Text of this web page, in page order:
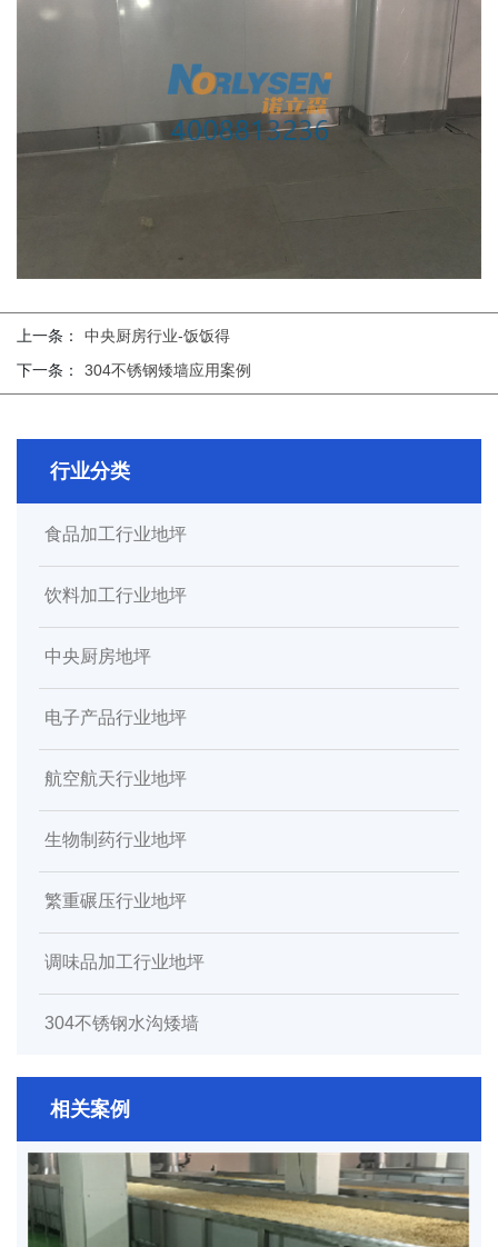
上一条：
中央厨房行业-饭饭得
下一条：
304不锈钢矮墙应用案例
行业分类
食品加工行业地坪
饮料加工行业地坪
中央厨房地坪
电子产品行业地坪
航空航天行业地坪
生物制药行业地坪
繁重碾压行业地坪
调味品加工行业地坪
304不锈钢水沟矮墙
相关案例